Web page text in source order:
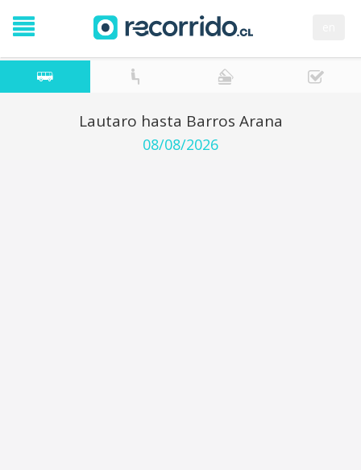
Lautaro hasta Barros Arana
08/08/2026